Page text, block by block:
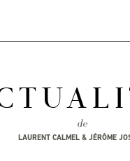
de
LAURENT CALMEL & JÉRÔME